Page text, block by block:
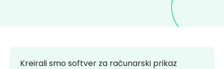
Kreirali smo softver za računarski prikaz